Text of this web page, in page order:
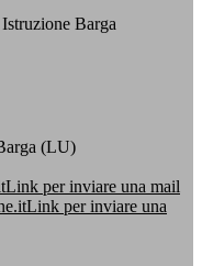
Barga
(LU)
Link per inviare una mail
Link per inviare una